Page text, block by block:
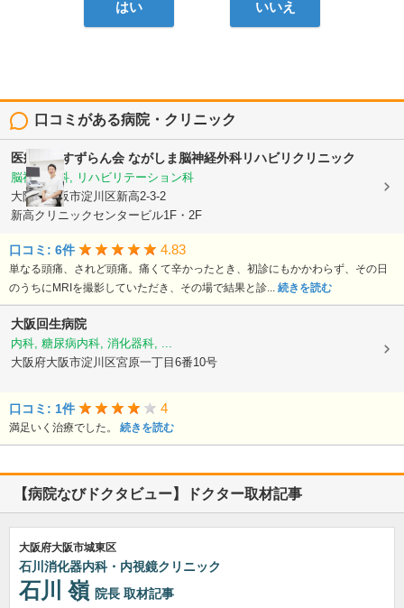
はい いいえ
口コミがある病院・クリニック
医療法人すずらん会 ながしま脳神経外科リハビリクリニック
脳神経外科, リハビリテーション科
大阪府大阪市淀川区新高2-3-2
新高クリニックセンタービル1F・2F
口コミ: 6件 4.83
単なる頭痛、されど頭痛。痛くて辛かったとき、初診にもかかわらず、その日
のうちにMRIを撮影していただき、その場で結果と診... 続きを読む
大阪回生病院
内科, 糖尿病内科, 消化器科, ...
大阪府大阪市淀川区宮原一丁目6番10号
口コミ: 1件 4
満足いく治療でした。 続きを読む
【病院なびドクタビュー】ドクター取材記事
大阪府大阪市城東区
石川消化器内科・内視鏡クリニック
石川 嶺 院長 取材記事